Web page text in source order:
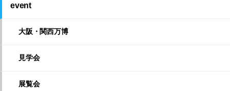
event
大阪・関西万博
見学会
展覧会